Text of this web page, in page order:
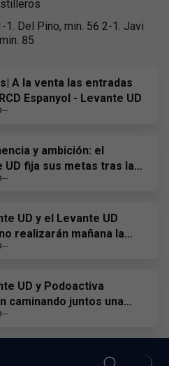
1. Del Pino, min. 56 2-1. Javi
85
A la venta las entradas
Espanyol - Levante UD
y ambición: el
UD fija sus metas tras la
Basílica
UD y el Levante UD
realizarán mañana la
ofrenda floral a la
UD y Podoactiva
caminando juntos una